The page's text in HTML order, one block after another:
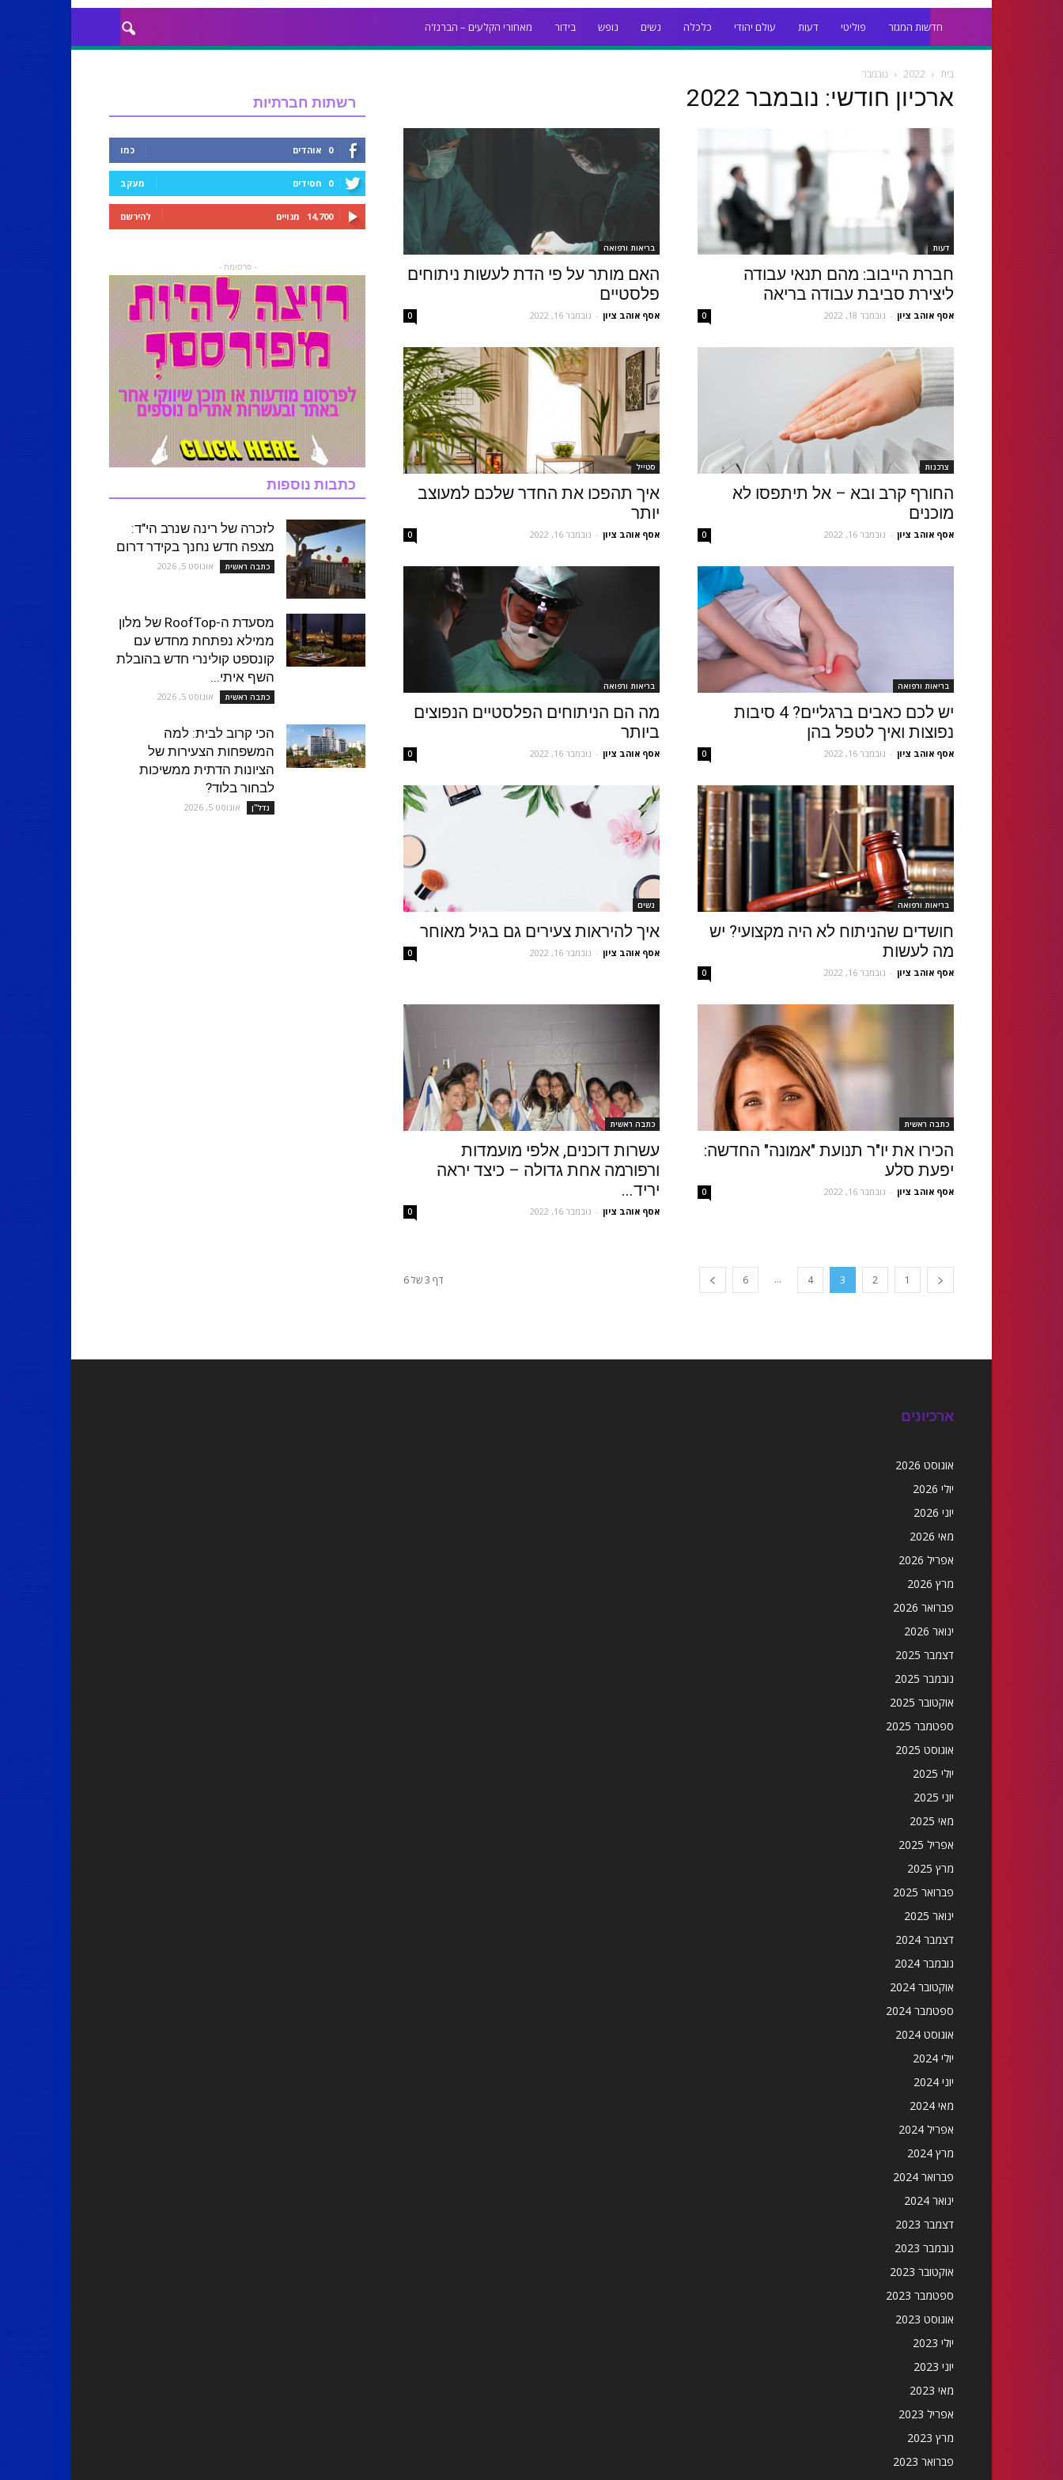
חדשות המגזר פוליטי דעות עולם יהודי כלכלה נשים נופש בידור מאחורי הקלעים – הברנז'ה
בית 2022 נובמבר
ארכיון חודשי: נובמבר 2022
דעות
חברת הייבוב: מהם תנאי עבודה
ליצירת סביבת עבודה בריאה
אסף אוהב ציון - נובמבר 18, 2022 0
בריאות ורפואה
האם מותר על פי הדת לעשות ניתוחים
פלסטיים
אסף אוהב ציון - נובמבר 16, 2022 0
צרכנות
החורף קרב ובא – אל תיתפסו לא
מוכנים
אסף אוהב ציון - נובמבר 16, 2022 0
סטייל
איך תהפכו את החדר שלכם למעוצב
יותר
אסף אוהב ציון - נובמבר 16, 2022 0
בריאות ורפואה
יש לכם כאבים ברגליים? 4 סיבות
נפוצות ואיך לטפל בהן
אסף אוהב ציון - נובמבר 16, 2022 0
בריאות ורפואה
מה הם הניתוחים הפלסטיים הנפוצים
ביותר
אסף אוהב ציון - נובמבר 16, 2022 0
בריאות ורפואה
חושדים שהניתוח לא היה מקצועי? יש
מה לעשות
אסף אוהב ציון - נובמבר 16, 2022 0
נשים
איך להיראות צעירים גם בגיל מאוחר
אסף אוהב ציון - נובמבר 16, 2022 0
כתבה ראשית
הכירו את יו"ר תנועת "אמונה" החדשה:
יפעת סלע
אסף אוהב ציון - נובמבר 16, 2022 0
כתבה ראשית
עשרות דוכנים, אלפי מועמדות
ורפורמה אחת גדולה – כיצד יראה
יריד...
אסף אוהב ציון - נובמבר 16, 2022 0
1
2
3
4
...
6 דף 3 של 6
רשתות חברתיות
0 אוהדים כמו
0 חסידים מעקב
14,700 מנויים להירשם
- פרסומת -
כתבות נוספות
לזכרה של רינה שנרב הי"ד:
מצפה חדש נחנך בקידר דרום
כתבה ראשית אוגוסט 5, 2026
מסעדת ה-RoofTop של מלון
ממילא נפתחת מחדש עם
קונספט קולינרי חדש בהובלת
השף איתי...
כתבה ראשית אוגוסט 5, 2026
הכי קרוב לבית: למה
המשפחות הצעירות של
הציונות הדתית ממשיכות
לבחור בלוד?
נדל''ן אוגוסט 5, 2026
ארכיונים
אוגוסט 2026
יולי 2026
יוני 2026
מאי 2026
אפריל 2026
מרץ 2026
פברואר 2026
ינואר 2026
דצמבר 2025
נובמבר 2025
אוקטובר 2025
ספטמבר 2025
אוגוסט 2025
יולי 2025
יוני 2025
מאי 2025
אפריל 2025
מרץ 2025
פברואר 2025
ינואר 2025
דצמבר 2024
נובמבר 2024
אוקטובר 2024
ספטמבר 2024
אוגוסט 2024
יולי 2024
יוני 2024
מאי 2024
אפריל 2024
מרץ 2024
פברואר 2024
ינואר 2024
דצמבר 2023
נובמבר 2023
אוקטובר 2023
ספטמבר 2023
אוגוסט 2023
יולי 2023
יוני 2023
מאי 2023
אפריל 2023
מרץ 2023
פברואר 2023